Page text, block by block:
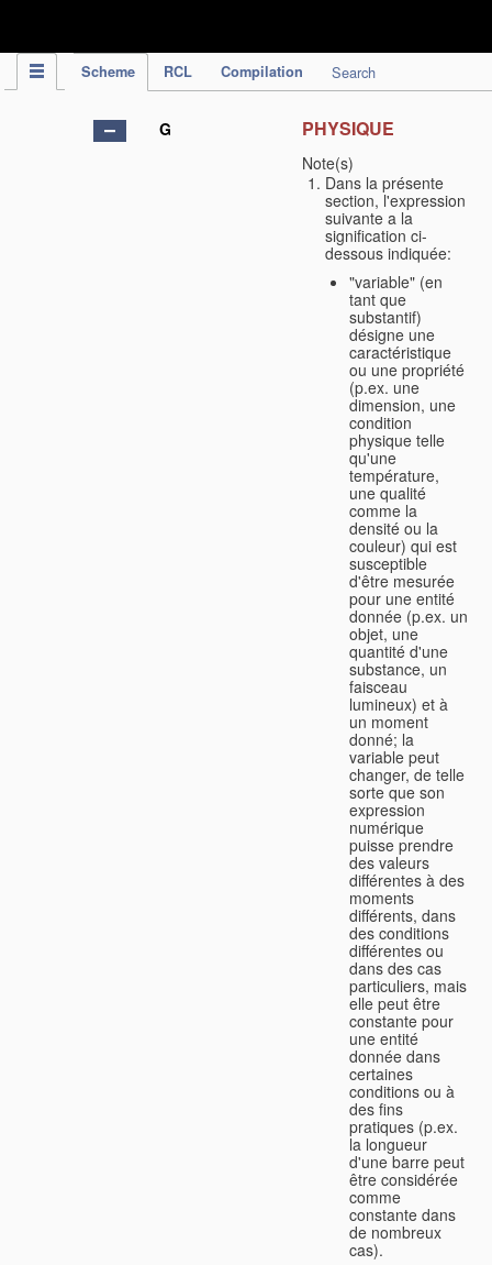
Scheme RCL Compilation Search
G PHYSIQUE
Note(s)
Dans la présente
section, l'expression
suivante a la
signification ci-
dessous indiquée:
"variable" (en
tant que
substantif)
désigne une
caractéristique
ou une propriété
(p.ex. une
dimension, une
condition
physique telle
qu'une
température,
une qualité
comme la
densité ou la
couleur) qui est
susceptible
d'être mesurée
pour une entité
donnée (p.ex. un
objet, une
quantité d'une
substance, un
faisceau
lumineux) et à
un moment
donné; la
variable peut
changer, de telle
sorte que son
expression
numérique
puisse prendre
des valeurs
différentes à des
moments
différents, dans
des conditions
différentes ou
dans des cas
particuliers, mais
elle peut être
constante pour
une entité
donnée dans
certaines
conditions ou à
des fins
pratiques (p.ex.
la longueur
d'une barre peut
être considérée
comme
constante dans
de nombreux
cas).